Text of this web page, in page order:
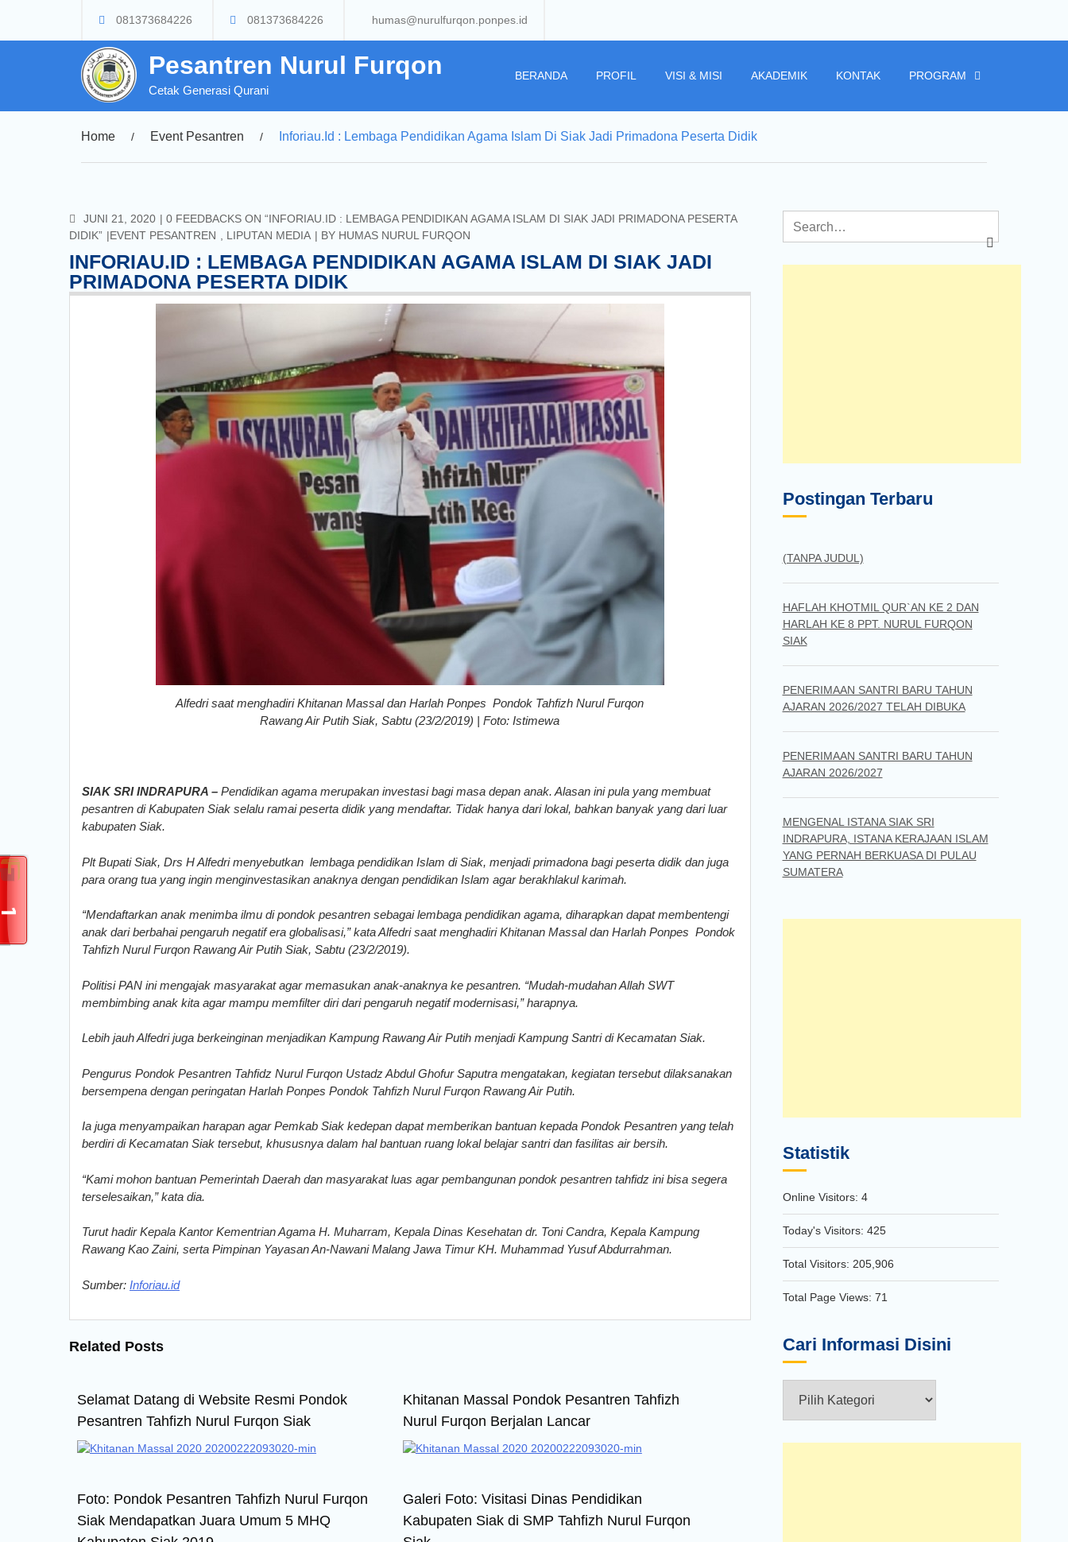
content
081373684226 081373684226 humas@nurulfurqon.ponpes.id
Pesantren Nurul Furqon
Cetak Generasi Qurani
BERANDA PROFIL VISI & MISI AKADEMIK KONTAK PROGRAM
Home Event Pesantren Inforiau.id : Lembaga Pendidikan Agama Islam Di Siak Jadi Primadona Peserta Didik
JUNI 21, 2020 COMMENTS
0 FEEDBACKS ON “INFORIAU.ID : LEMBAGA PENDIDIKAN AGAMA ISLAM DI SIAK JADI PRIMADONA PESERTA
DIDIK”
EVENT PESANTREN LIPUTAN MEDIA BY HUMAS NURUL FURQON
INFORIAU.ID : LEMBAGA PENDIDIKAN AGAMA ISLAM DI SIAK JADI
PRIMADONA PESERTA DIDIK
Alfedri saat menghadiri Khitanan Massal dan Harlah Ponpes Pondok Tahfizh Nurul Furqon
Rawang Air Putih Siak, Sabtu (23/2/2019) | Foto: Istimewa
SIAK SRI INDRAPURA – Pendidikan agama merupakan investasi bagi masa depan anak. Alasan ini pula yang membuat
pesantren di Kabupaten Siak selalu ramai peserta didik yang mendaftar. Tidak hanya dari lokal, bahkan banyak yang dari luar
kabupaten Siak.
Plt Bupati Siak, Drs H Alfedri menyebutkan lembaga pendidikan Islam di Siak, menjadi primadona bagi peserta didik dan juga
para orang tua yang ingin menginvestasikan anaknya dengan pendidikan Islam agar berakhlakul karimah.
“Mendaftarkan anak menimba ilmu di pondok pesantren sebagai lembaga pendidikan agama, diharapkan dapat membentengi
anak dari berbahai pengaruh negatif era globalisasi,” kata Alfedri saat menghadiri Khitanan Massal dan Harlah Ponpes Pondok
Tahfizh Nurul Furqon Rawang Air Putih Siak, Sabtu (23/2/2019).
Politisi PAN ini mengajak masyarakat agar memasukan anak-anaknya ke pesantren. “Mudah-mudahan Allah SWT
membimbing anak kita agar mampu memfilter diri dari pengaruh negatif modernisasi,” harapnya.
Lebih jauh Alfedri juga berkeinginan menjadikan Kampung Rawang Air Putih menjadi Kampung Santri di Kecamatan Siak.
Pengurus Pondok Pesantren Tahfidz Nurul Furqon Ustadz Abdul Ghofur Saputra mengatakan, kegiatan tersebut dilaksanakan
bersempena dengan peringatan Harlah Ponpes Pondok Tahfizh Nurul Furqon Rawang Air Putih.
Ia juga menyampaikan harapan agar Pemkab Siak kedepan dapat memberikan bantuan kepada Pondok Pesantren yang telah
berdiri di Kecamatan Siak tersebut, khususnya dalam hal bantuan ruang lokal belajar santri dan fasilitas air bersih.
“Kami mohon bantuan Pemerintah Daerah dan masyarakat luas agar pembangunan pondok pesantren tahfidz ini bisa segera
terselesaikan,” kata dia.
Turut hadir Kepala Kantor Kementrian Agama H. Muharram, Kepala Dinas Kesehatan dr. Toni Candra, Kepala Kampung
Rawang Kao Zaini, serta Pimpinan Yayasan An-Nawani Malang Jawa Timur KH. Muhammad Yusuf Abdurrahman.
Sumber: Inforiau.id
Related Posts
Selamat Datang di Website Resmi Pondok
Pesantren Tahfizh Nurul Furqon Siak
Khitanan Massal Pondok Pesantren Tahfizh
Nurul Furqon Berjalan Lancar
Foto: Pondok Pesantren Tahfizh Nurul Furqon
Siak Mendapatkan Juara Umum 5 MHQ
Galeri Foto: Visitasi Dinas Pendidikan
Kabupaten Siak di SMP Tahfizh Nurul Furqon
Postingan Terbaru
(TANPA JUDUL)
HAFLAH KHOTMIL QUR`AN KE 2 DAN
HARLAH KE 8 PPT. NURUL FURQON
SIAK
PENERIMAAN SANTRI BARU TAHUN
AJARAN 2026/2027 TELAH DIBUKA
PENERIMAAN SANTRI BARU TAHUN
AJARAN 2026/2027
MENGENAL ISTANA SIAK SRI
INDRAPURA, ISTANA KERAJAAN ISLAM
YANG PERNAH BERKUASA DI PULAU
SUMATERA
Statistik
Online Visitors: 4
Today's Visitors: 425
Total Visitors: 205,906
Total Page Views: 71
Cari Informasi Disini
Informasi
Disini